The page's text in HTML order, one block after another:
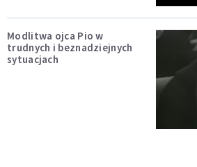
Modlitwa ojca Pio w
trudnych i beznadziejnych
sytuacjach